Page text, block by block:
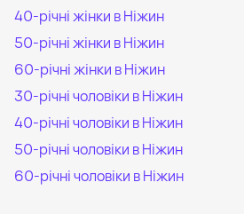
40-річні жінки в Ніжин
50-річні жінки в Ніжин
60-річні жінки в Ніжин
30-річні чоловіки в Ніжин
40-річні чоловіки в Ніжин
50-річні чоловіки в Ніжин
60-річні чоловіки в Ніжин